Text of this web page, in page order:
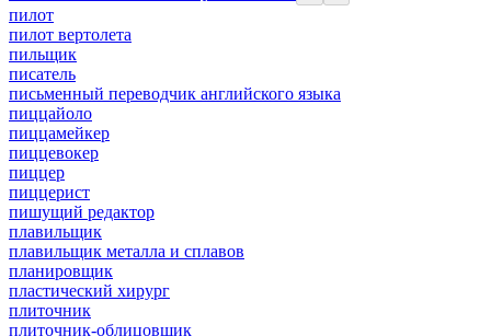
пилот
пилот вертолета
пильщик
писатель
письменный переводчик английского языка
пиццайоло
пиццамейкер
пиццевокер
пиццер
пиццерист
пишущий редактор
плавильщик
плавильщик металла и сплавов
планировщик
пластический хирург
плиточник
плиточник-облицовщик